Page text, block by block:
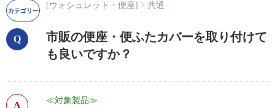
[ウォシュレット・便座] 共通
市販の便座・便ふたカバーを取り付けて
も良いですか？
≪対象製品≫